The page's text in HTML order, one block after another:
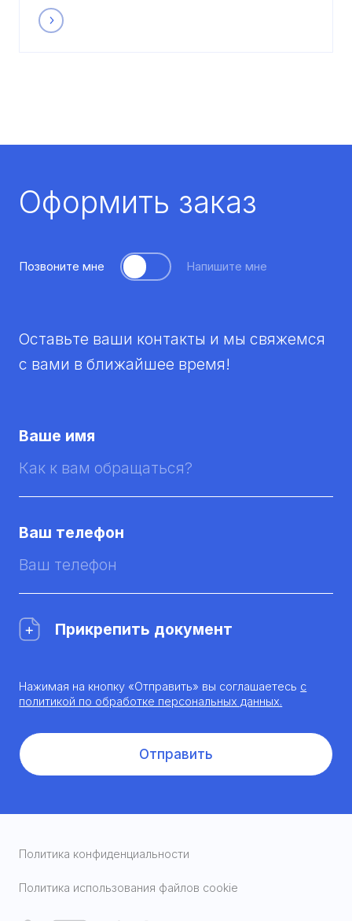
Оформить заказ
Позвоните мне Напишите мне
Оставьте ваши контакты и мы свяжемся
с вами в ближайшее время!
Ваше имя
Ваш телефон
Прикрепить документ
Отправить
Нажимая на кнопку «Отправить» вы соглашаетесь с
политикой по обработке персональных данных.
Политика конфиденциальности
Политика использования файлов cookie